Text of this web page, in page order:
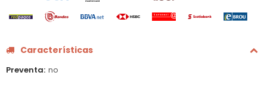
Características
Preventa no